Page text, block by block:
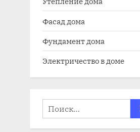
Фасад дома
Фундамент дома
Электричество в доме
Найти: